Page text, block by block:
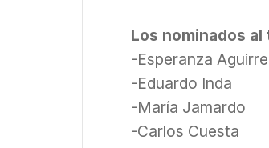
Los nominados
-Esperanza Aguirre
-Eduardo Inda
-María Jamardo
-Carlos Cuesta